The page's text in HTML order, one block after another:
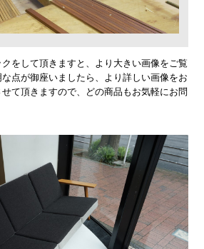
をして頂きますと、より大きい画像をご覧
点が御座いましたら、より詳しい画像をお
て頂きますので、どの商品もお気軽にお問